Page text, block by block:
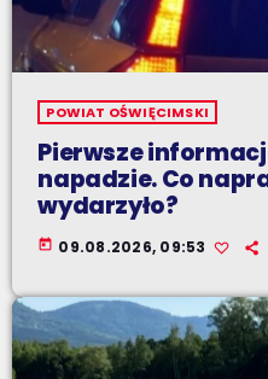
POWIAT OŚWIĘCIMSKI
Pierwsze
napadzie. Co
wydarzyło?
today 09.08.2026, 09:53